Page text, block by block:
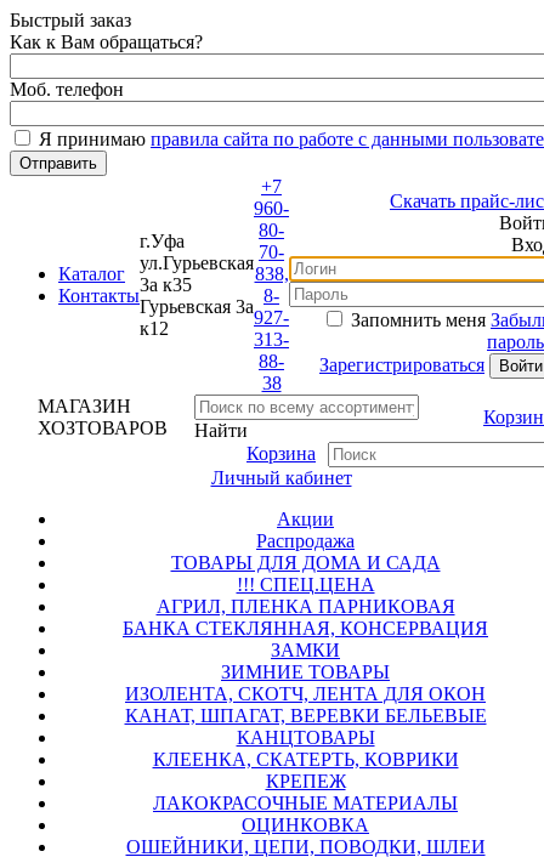
Быстрый заказ
Как к Вам обращаться?
Моб. телефон
Я принимаюправила сайта по работе с данными
Каталог
Контакты
г.Уфа
ул.Гурьевская
3а к35
Гурьевская 3а
к12
+7
960-
80-
70-
838,
8-
927-
313-
88-
38
Скачать прайс-лист
Войти
Вход
Запомнить меня Забыли
пароль?
Зарегистрироваться
МАГАЗИН
ХОЗТОВАРОВ
Найти
Корзина
Корзина
Личный кабинет
Акции
Распродажа
ТОВАРЫ ДЛЯ ДОМА И САДА
!!! СПЕЦ.ЦЕНА
АГРИЛ, ПЛЕНКА ПАРНИКОВАЯ
БАНКА СТЕКЛЯННАЯ, КОНСЕРВАЦИЯ
ЗАМКИ
ЗИМНИЕ ТОВАРЫ
ИЗОЛЕНТА, СКОТЧ, ЛЕНТА ДЛЯ ОКОН
КАНАТ, ШПАГАТ, ВЕРЕВКИ БЕЛЬЕВЫЕ
КАНЦТОВАРЫ
КЛЕЕНКА, СКАТЕРТЬ, КОВРИКИ
КРЕПЕЖ
ЛАКОКРАСОЧНЫЕ МАТЕРИАЛЫ
ОЦИНКОВКА
ОШЕЙНИКИ, ЦЕПИ, ПОВОДКИ, ШЛЕИ